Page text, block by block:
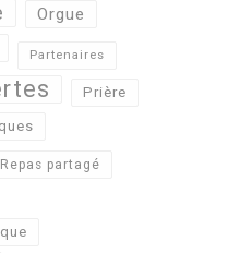
Orgue
Partenaires
Prière
Repas partagé